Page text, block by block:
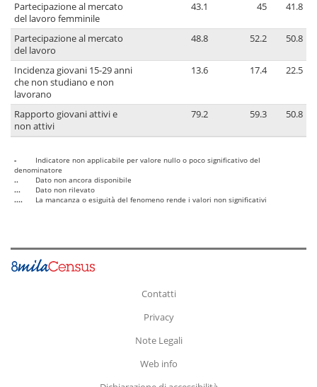
Partecipazione al mercato
del lavoro femminile
43.1 45 41.8
Partecipazione al mercato
del lavoro
48.8 52.2 50.8
Incidenza giovani 15-29 anni
che non studiano e non
lavorano
13.6 17.4 22.5
Rapporto giovani attivi e
non attivi
79.2 59.3 50.8
-
Indicatore non applicabile per valore nullo o poco significativo del
denominatore
..
Dato non ancora disponibile
...
Dato non rilevato
....
La mancanza o esiguità del fenomeno rende i valori non significativi
Contatti
Privacy
Note Legali
Web info